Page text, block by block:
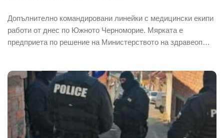
Допълнително командировани линейки с медицински екипи
работи от днес по Южното Черноморие. Мярката е
предприета по решение на Министерството на здравеоп…